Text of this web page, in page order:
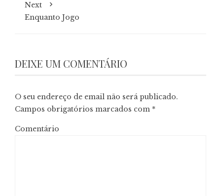
Next
Enquanto Jogo
DEIXE UM COMENTÁRIO
O seu endereço de email não será publicado.
Campos obrigatórios marcados com *
Comentário